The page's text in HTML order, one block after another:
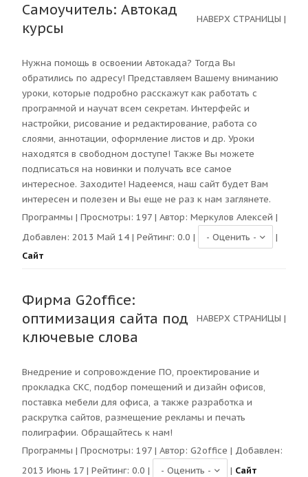
Самоучитель: Автокад
курсы
НАВЕРХ СТРАНИЦЫ |
Нужна помощь в освоении Автокада? Тогда Вы
обратились по адресу! Представляем Вашему вниманию
уроки, которые подробно расскажут как работать с
программой и научат всем секретам. Интерфейс и
настройки, рисование и редактирование, работа со
слоями, аннотации, оформление листов и др. Уроки
находятся в свободном доступе! Также Вы можете
подписаться на новинки и получать все самое
интересное. Заходите! Надеемся, наш сайт будет Вам
интересен и полезен и Вы еще не раз к нам заглянете.
Программы | Просмотры: 197 | Автор: Меркулов Алексей |
Добавлен: 2013 Май 14 | Рейтинг: 0.0 |
|
Сайт
Фирма G2office:
оптимизация сайта под
ключевые слова
НАВЕРХ СТРАНИЦЫ |
Внедрение и сопровождение ПО, проектирование и
прокладка СКС, подбор помещений и дизайн офисов,
поставка мебели для офиса, а также разработка и
раскрутка сайтов, размещение рекламы и печать
полиграфии. Обращайтесь к нам!
Программы | Просмотры: 197 | Автор: G2office | Добавлен:
2013 Июнь 17 | Рейтинг: 0.0 | | Сайт